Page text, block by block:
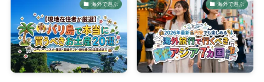
海外で遊ぶ 海外で遊ぶ